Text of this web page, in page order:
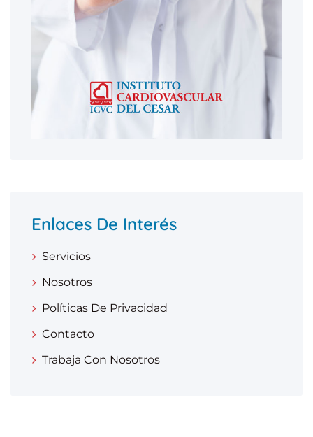
Enlaces De Interés
Servicios
Nosotros
Políticas De Privacidad
Contacto
Trabaja Con Nosotros